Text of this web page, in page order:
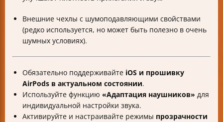
Внешние чехлы с шумоподавляющими свойствами
(редко используется, но может быть полезно в очень
шумных условиях).
Обязательно поддерживайте iOS и прошивку
AirPods в актуальном состоянии.
Используйте функцию «Адаптация наушников» для
индивидуальной настройки звука.
Активируйте и настраивайте режимы прозрачности